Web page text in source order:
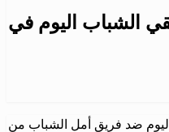
الشباب اليوم في
ضد فريق أمل الشباب من